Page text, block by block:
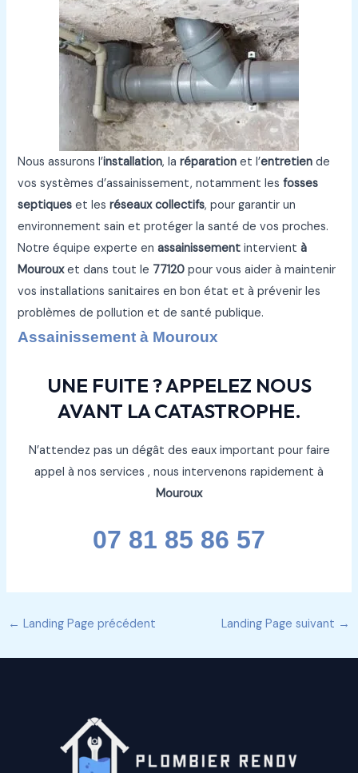
Nous assurons l’installation, laréparation et l’entretien de
vos systèmes d’assainissement, notamment lesfosses
septiques et lesréseaux collectifs, pour garantir un
environnement sain et protéger la santé de vos proches.
Notre équipe experte enassainissement intervientà
Mourouxet dans tout le 77120 pour vous aider à maintenir
vos installations sanitaires en bon état et à prévenir les
problèmes de pollution et de santé publique.
Assainissement à Mouroux
UNE FUITE ? APPELEZ NOUS
AVANT LA CATASTROPHE.
N’attendez pas un dégât des eaux important pour faire
appel à nos services , nous intervenons rapidement à
Mouroux
07 81 85 86 57
← Landing Page précédent Landing Page suivant →